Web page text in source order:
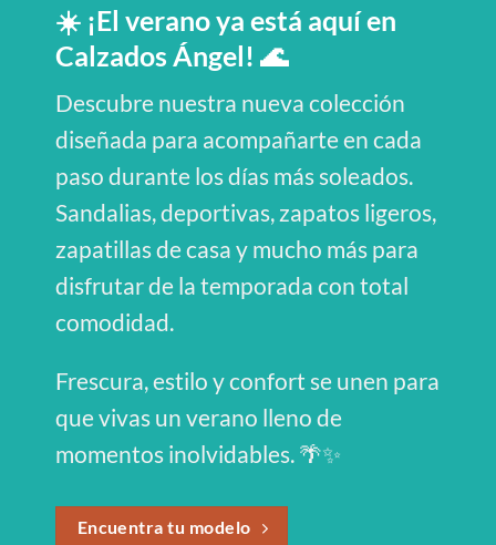
☀️ ¡El verano ya está aquí en
Calzados Ángel! 🌊
Descubre nuestra nueva colección
diseñada para acompañarte en cada
paso durante los días más soleados.
Sandalias, deportivas, zapatos ligeros,
zapatillas de casa y mucho más para
disfrutar de la temporada con total
comodidad.
Frescura, estilo y confort se unen para
que vivas un verano lleno de
momentos inolvidables. 🌴✨
Encuentra tu modelo